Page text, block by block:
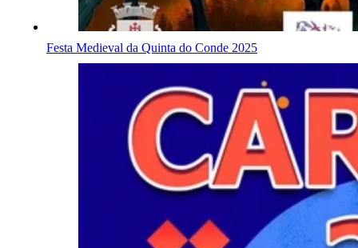
Festa Medieval da Quinta do Conde 2025